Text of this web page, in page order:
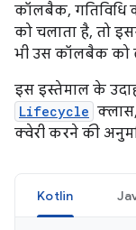
कॉलबैक, गतिविधि
को चलाता है, तो
भी उस कॉलबैक को
इस इस्तेमाल के
Lifecycle
क्वेरी करने की
Kotlin